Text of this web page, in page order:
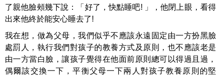
了親他臉頰幾下說：「好了，快點睡吧! 」，他閉上眼，看得
出來他終於能安心睡去了!
我在想，做為父母，我們似乎不應該永遠固定由一方扮黑臉
處罰人，執行我們對孩子的教養方式及原則，也不應該老是
由一方當白臉，讓孩子覺得在他面前原則總可以得過且過，
偶爾該交換一下，平衡父母一下兩人對孩子教養原則的堅